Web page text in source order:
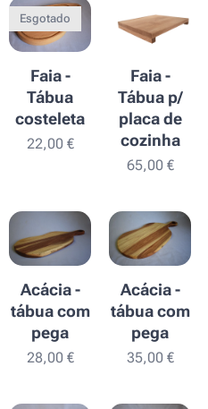
Faia -
Tábua
costeleta
Esgotado
22,00€
Faia -
Tábua p/
placa de
cozinha
65,00€
Acácia -
tábua com
pega
28,00€
Acácia -
tábua com
pega
35,00€